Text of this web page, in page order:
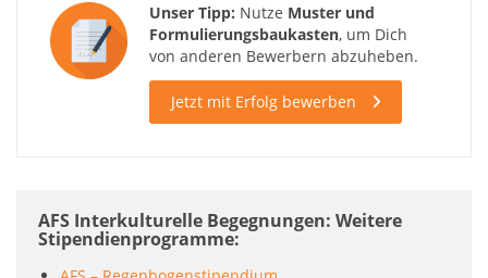
Unser Tipp: Nutze Muster und
Formulierungsbaukasten, um Dich
von anderen Bewerbern abzuheben.
Jetzt mit Erfolg bewerben
AFS Interkulturelle Begegnungen: Weitere
Stipendienprogramme